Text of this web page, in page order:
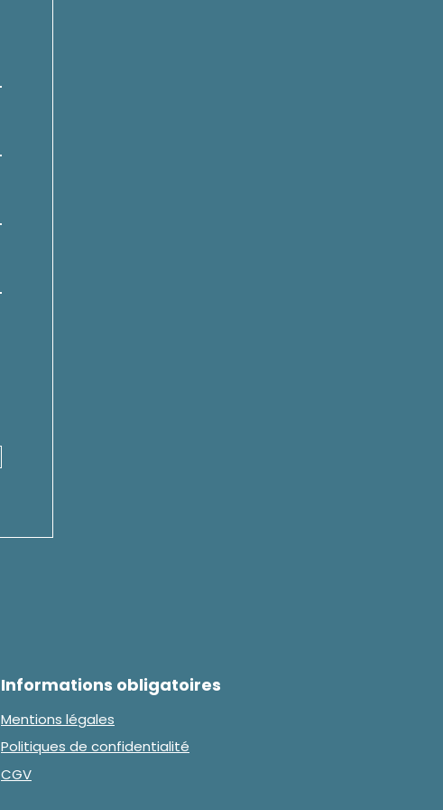
Informations obligatoires
Mentions légales
Politiques de confidentialité
CGV